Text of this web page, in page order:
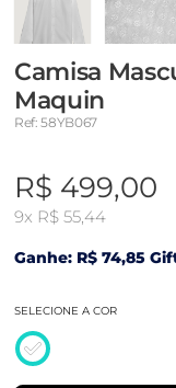
Camisa
Maquin
Ref: 58YB067
R$ 499,00
9x R$ 55,44
Ganhe: R$ 74,85
SELECIONE A COR